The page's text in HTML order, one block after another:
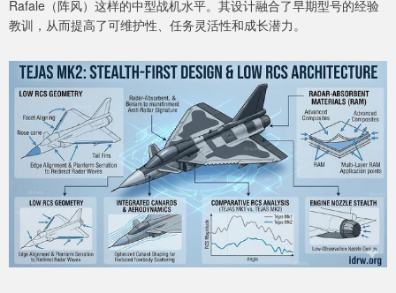
Rafale（阵风）这样的中型战机水平。其设计融合了早期型号的经验
教训，从而提高了可维护性、任务灵活性和成长潜力。